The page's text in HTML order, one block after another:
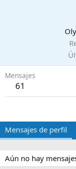
Mensajes
61
Mensajes de perfil
Aún no hay